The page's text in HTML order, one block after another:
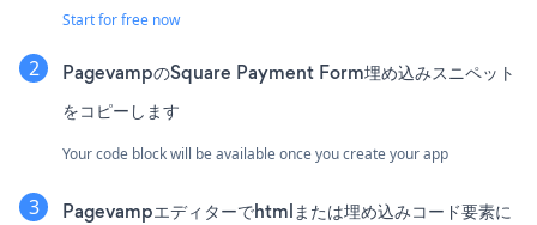
Start for free now
PagevampのSquare Payment Form埋め込みスニペット
をコピーします
Your code block will be available once you create your app
Pagevampエディターでhtmlまたは埋め込みコード要素に